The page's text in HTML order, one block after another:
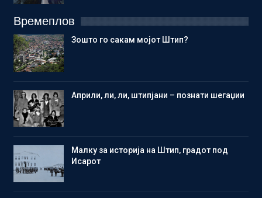
Времеплов
Зошто го сакам мојот Штип?
Aприли, ли, ли, штипјани – познати шегаџии
Малку за историја на Штип, градот под
Исарот